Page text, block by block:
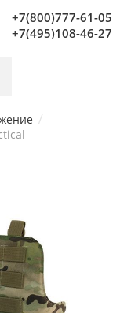
+7(800)777-61-05
+7(495)108-46-27